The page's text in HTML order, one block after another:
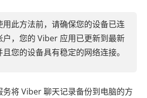
用此方法前，请确保您的设备已连
户，您的 Viber 应用已更新到最新
您的设备具有稳定的网络连接。
将 Viber 聊天记录备份到电脑的方